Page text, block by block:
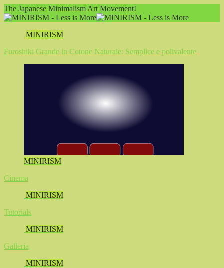
The Japanese Minimalism Art Movement!
MINIRISM
Furoshiki Grande in Cotone Naturale: Semplice e polivalente
MINIRISM
Cinema
MINIRISM
Tutorials
MINIRISM
Galleria
MINIRISM